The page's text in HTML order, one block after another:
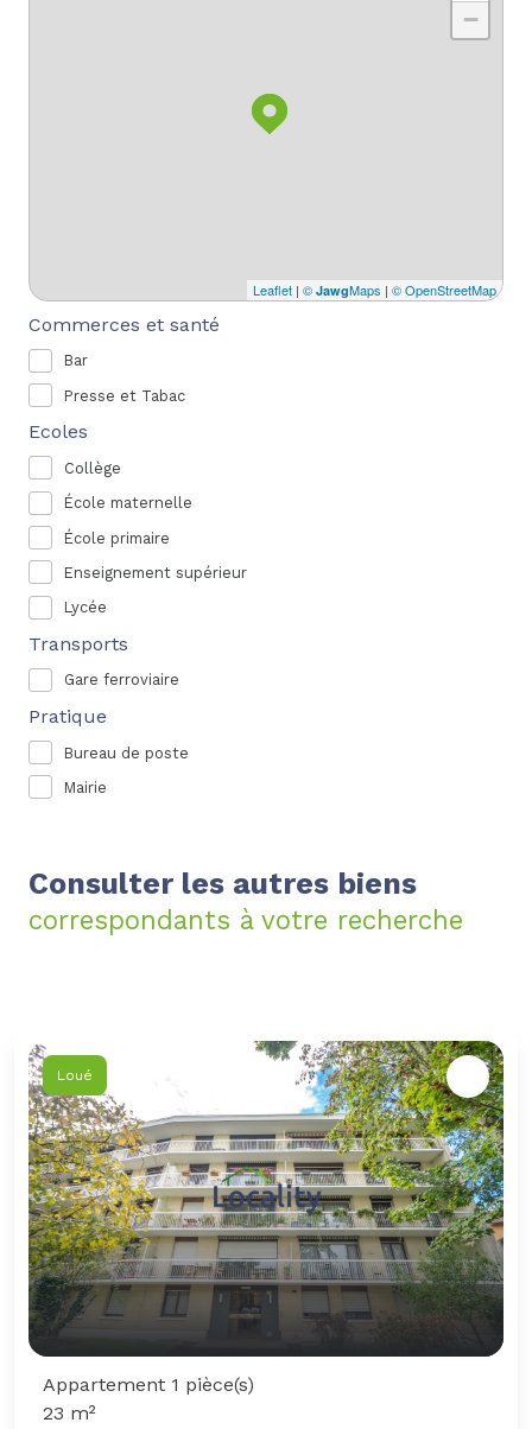
−
Leaflet | © JawgMaps | © OpenStreetMap
Commerces et santé
Bar
Presse et Tabac
Ecoles
Collège
École maternelle
École primaire
Enseignement supérieur
Lycée
Transports
Gare ferroviaire
Pratique
Bureau de poste
Mairie
Consulter les autres biens
correspondants à votre recherche
Loué
Appartement 1 pièce(s)
23 m²